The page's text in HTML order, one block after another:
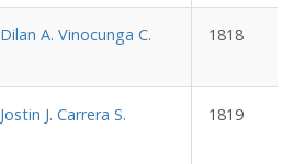
Dilan A. Vinocunga C. 1818
Jostin J. Carrera S. 1819